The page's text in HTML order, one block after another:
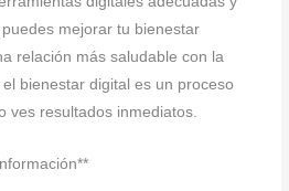
mejorar tu bienestar
relación más saludable con la
bienestar digital es un proceso
ves resultados inmediatos.